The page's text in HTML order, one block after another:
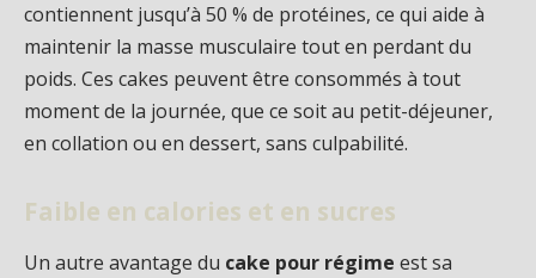
contiennent jusqu’à 50 % de protéines, ce qui aide à
maintenir la masse musculaire tout en perdant du
poids. Ces cakes peuvent être consommés à tout
moment de la journée, que ce soit au petit-déjeuner,
en collation ou en dessert, sans culpabilité.
Faible en calories et en sucres
Un autre avantage du cake pour régime est sa